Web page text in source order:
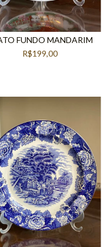
FUNDO MANDARIM
R$199,00